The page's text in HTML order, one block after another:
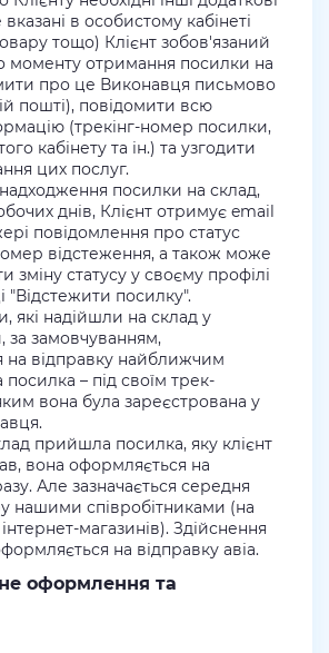
вказані в особистому кабінеті
тощо) Клієнт зобов'язаний
моменту отримання посилки на
про це Виконавця письмово
пошті), повідомити всю
(трекінг-номер посилки,
кабінету та ін.) та узгодити
цих послуг.
посилки на склад,
днів, Клієнт отримує email
повідомлення про статус
відстеження, а також може
зміну статусу у своєму профілі
"Відстежити посилку".
які надійшли на склад у
за замовчуванням,
відправку найближчим
– під своїм трек-
вона була зареєстрована у
прийшла посилка, яку клієнт
вона оформляється на
Але зазначається середня
нашими співробітниками (на
інтернет-магазинів). Здійснення
на відправку авіа.
оформлення та